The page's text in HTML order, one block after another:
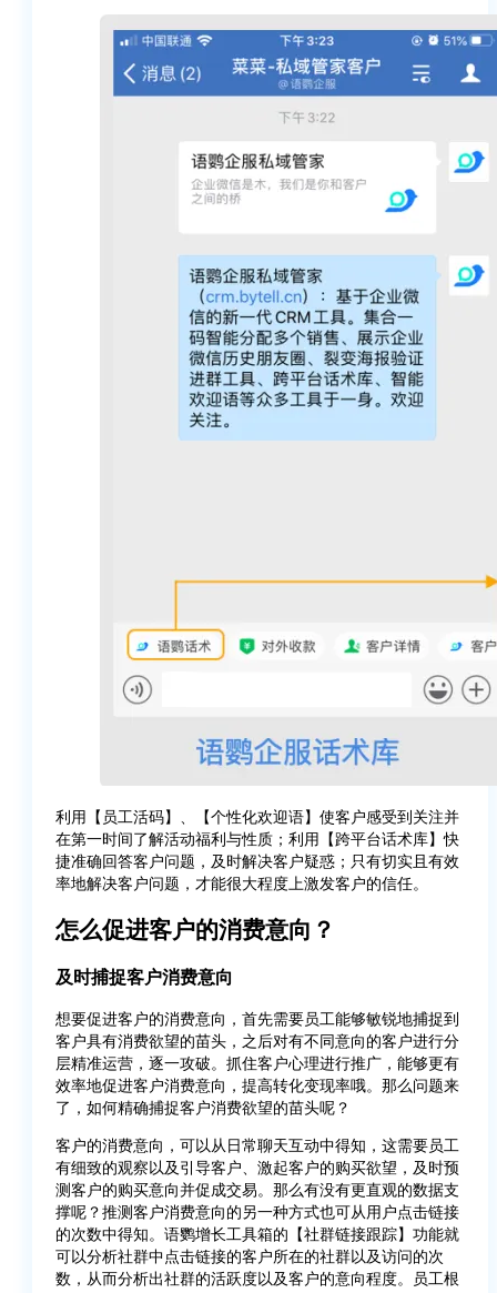
利用【员工活码】、【个性化欢迎语】使客户感受到关注并
在第一时间了解活动福利与性质；利用【跨平台话术库】快
捷准确回答客户问题，及时解决客户疑惑；只有切实且有效
率地解决客户问题，才能很大程度上激发客户的信任。
怎么促进客户的消费意向？
及时捕捉客户消费意向
想要促进客户的消费意向，首先需要员工能够敏锐地捕捉到
客户具有消费欲望的苗头，之后对有不同意向的客户进行分
层精准运营，逐一攻破。抓住客户心理进行推广，能够更有
效率地促进客户消费意向，提高转化变现率哦。那么问题来
了，如何精确捕捉客户消费欲望的苗头呢？
客户的消费意向，可以从日常聊天互动中得知，这需要员工
有细致的观察以及引导客户、激起客户的购买欲望，及时预
测客户的购买意向并促成交易。那么有没有更直观的数据支
撑呢？推测客户消费意向的另一种方式也可从用户点击链接
的次数中得知。语鹦增长工具箱的【社群链接跟踪】功能就
可以分析社群中点击链接的客户所在的社群以及访问的次
数，从而分析出社群的活跃度以及客户的意向程度。员工根